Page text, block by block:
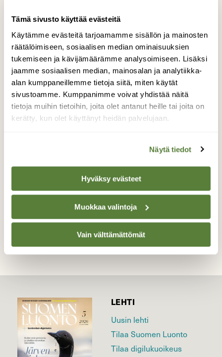
Tämä sivusto käyttää evästeitä
Käytämme evästeitä tarjoamamme sisällön ja mainosten
räätälöimiseen, sosiaalisen median ominaisuuksien
tukemiseen ja kävijämäärämme analysoimiseen. Lisäksi
jaamme sosiaalisen median, mainosalan ja analytiikka-
alan kumppaneillemme tietoja siitä, miten käytät
sivustoamme. Kumppanimme voivat yhdistää näitä
tietoja muihin tietoihin, joita olet antanut heille tai joita on
kerätty, kun olet käyttänyt heidän palvelujaan.
Näytä tiedot
Hyväksy evästeet
Muokkaa valintoja
Vain välttämättömät
Kahdessa kerroksessa
Tatteja poimiessa, karusta ympäristössä
löytyi tämä tatti, jonka päälle oli kasvanut
toinen tatti. Useita vuosia sitten törmäsin
samanlaiseen sieneen, tosin oli paljon
Valokuvaaja: Teija Pennanen, Ilomantsi Syyskuu,
tatinkeruu aika 2013
TAKAISIN LISTAAN
LEHTI
Uusin lehti
Tilaa Suomen Luonto
Tilaa digilukuoikeus